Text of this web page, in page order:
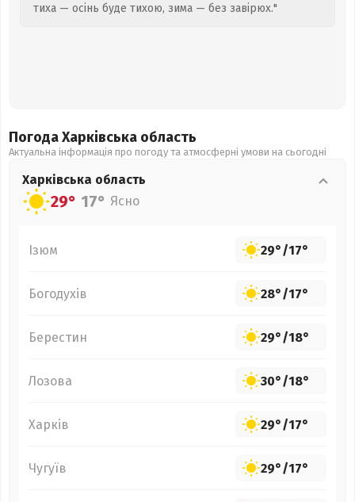
тиха — осінь буде тихою, зима — без завірюх."
Погода Харківська область
Актуальна інформація про погоду та атмосферні умови на сьогодні
Харківська область
29° 17° Ясно
Ізюм 29°/17°
Богодухів 28°/17°
Берестин 29°/18°
Лозова 30°/18°
Харків 29°/17°
Чугуїв 29°/17°